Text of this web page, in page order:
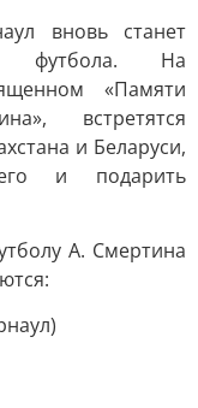
вновь станет
футбола. На
«Памяти
встретятся
и Беларуси,
и подарить
А. Смертина